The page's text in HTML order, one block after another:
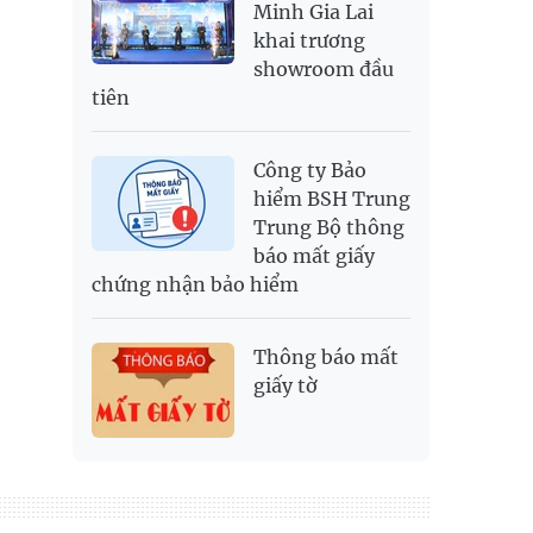
Minh Gia Lai
khai trương
showroom đầu
tiên
Công ty Bảo
hiểm BSH Trung
Trung Bộ thông
báo mất giấy
chứng nhận bảo hiểm
Thông báo mất
giấy tờ